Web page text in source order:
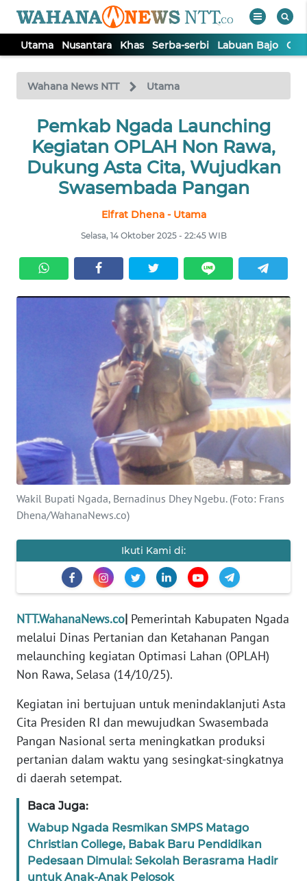
Utama Nusantara Khas Serba-serbi Labuan Bajo
Wahana News NTT Utama
Pemkab Ngada Launching
Kegiatan OPLAH Non Rawa,
Dukung Asta Cita, Wujudkan
Swasembada Pangan
Elfrat Dhena - Utama
Selasa, 14 Oktober 2025 - 22:45 WIB
Wakil Bupati Ngada, Bernadinus Dhey Ngebu. (Foto: Frans
Dhena/WahanaNews.co)
Ikuti Kami di:
NTT.WahanaNews.co| Pemerintah Kabupaten Ngada
melalui Dinas Pertanian dan Ketahanan Pangan
melaunching kegiatan Optimasi Lahan (OPLAH)
Non Rawa, Selasa (14/10/25).
Kegiatan ini bertujuan untuk menindaklanjuti Asta
Cita Presiden RI dan mewujudkan Swasembada
Pangan Nasional serta meningkatkan produksi
pertanian dalam waktu yang sesingkat-singkatnya
di daerah setempat.
Baca Juga:
Wabup Ngada Resmikan SMPS Matago
Christian College, Babak Baru Pendidikan
Pedesaan Dimulai: Sekolah Berasrama Hadir
untuk Anak-Anak Pelosok
TV
Tutup
UTAMA
NUSANTARA
SERBI
LABUAN
KONTAK
KAMI
INFO
PEDOMAN
MEDIA
SIBER
REDAKSI
KARIR
DISCLAIMER
WN
SUMUT